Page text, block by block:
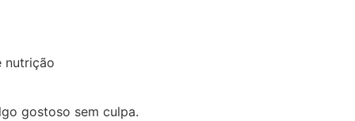
nutrição
gostoso sem culpa.